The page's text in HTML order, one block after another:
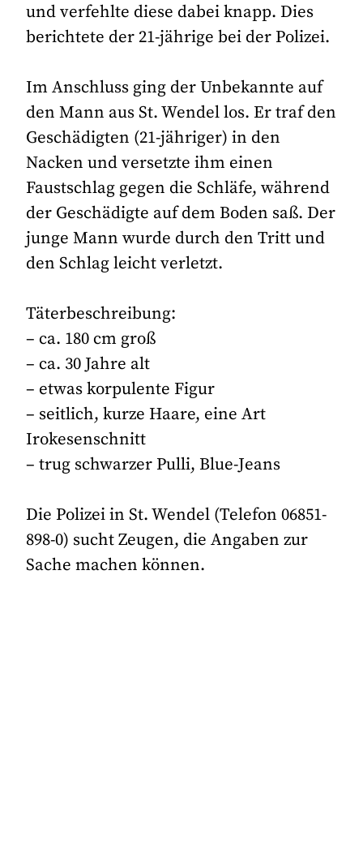
und verfehlte diese dabei knapp. Dies
berichtete der 21-jährige bei der Polizei.
Im Anschluss ging der Unbekannte auf
den Mann aus St. Wendel los. Er traf den
Geschädigten (21-jähriger) in den
Nacken und versetzte ihm einen
Faustschlag gegen die Schläfe, während
der Geschädigte auf dem Boden saß. Der
junge Mann wurde durch den Tritt und
den Schlag leicht verletzt.
Täterbeschreibung:
– ca. 180 cm groß
– ca. 30 Jahre alt
– etwas korpulente Figur
– seitlich, kurze Haare, eine Art
Irokesenschnitt
– trug schwarzer Pulli, Blue-Jeans
Die Polizei in St. Wendel (Telefon 06851-
898-0) sucht Zeugen, die Angaben zur
Sache machen können.